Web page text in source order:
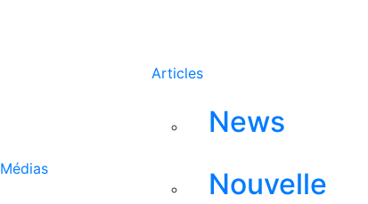
Médias
Articles
News
Nouvelle